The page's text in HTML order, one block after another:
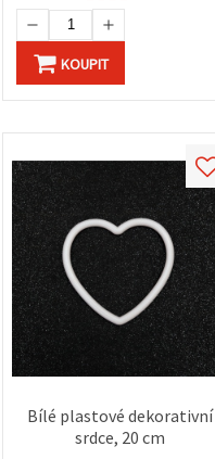
KOUPIT
Bílé plastové dekorativní
srdce, 20 cm